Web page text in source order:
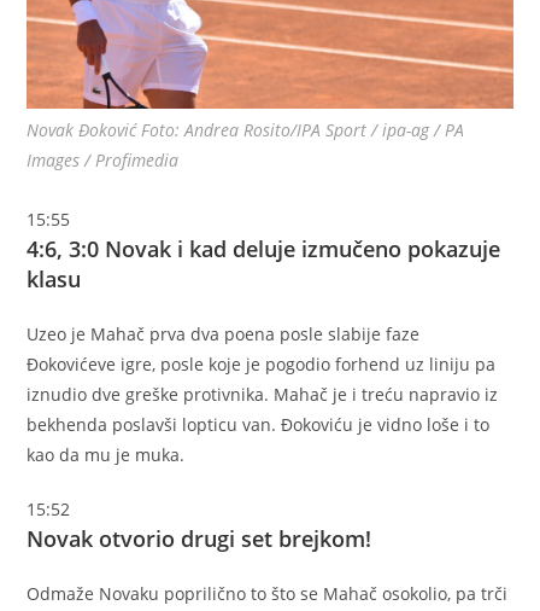
Novak Đoković Foto: Andrea Rosito/IPA Sport / ipa-ag / PA
Images / Profimedia
15:55
4:6, 3:0 Novak i kad deluje izmučeno pokazuje
klasu
Uzeo je Mahač prva dva poena posle slabije faze
Đokovićeve igre, posle koje je pogodio forhend uz liniju pa
iznudio dve greške protivnika. Mahač je i treću napravio iz
bekhenda poslavši lopticu van. Đokoviću je vidno loše i to
kao da mu je muka.
15:52
Novak otvorio drugi set brejkom!
Odmaže Novaku poprilično to što se Mahač osokolio, pa trči